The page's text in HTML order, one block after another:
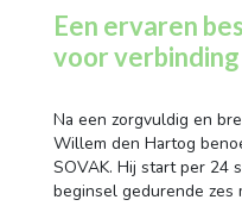
Anderen zochten ook
Wonen
Contact
Een ervaren
voor
Na een zorgvuldig en
Willem den Hartog
SOVAK. Hij start per 24
beginsel gedurende zes